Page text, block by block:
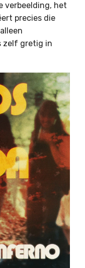
verbeelding, het
precies die
zelf gretig in